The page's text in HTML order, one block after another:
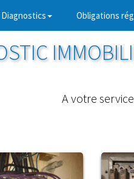
Diagnostics Obligations
A votre